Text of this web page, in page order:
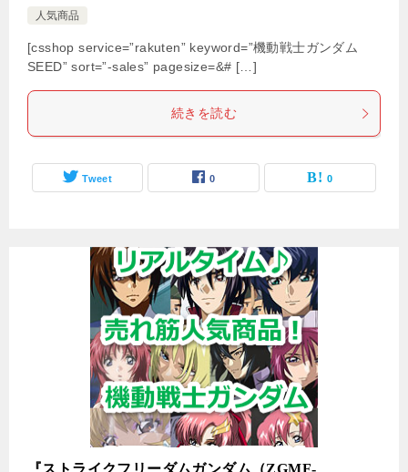
人気商品
[csshop service=”rakuten” keyword=”機動戦士ガンダム
SEED” sort=”-sales” pagesize=&# […]
続きを読む
Tweet 0 0
『ストライクフリーダムガンダム（ZGMF-